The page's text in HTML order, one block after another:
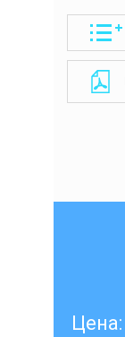
Цена: